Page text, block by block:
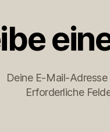
Deine E-Mail-
Erforderliche